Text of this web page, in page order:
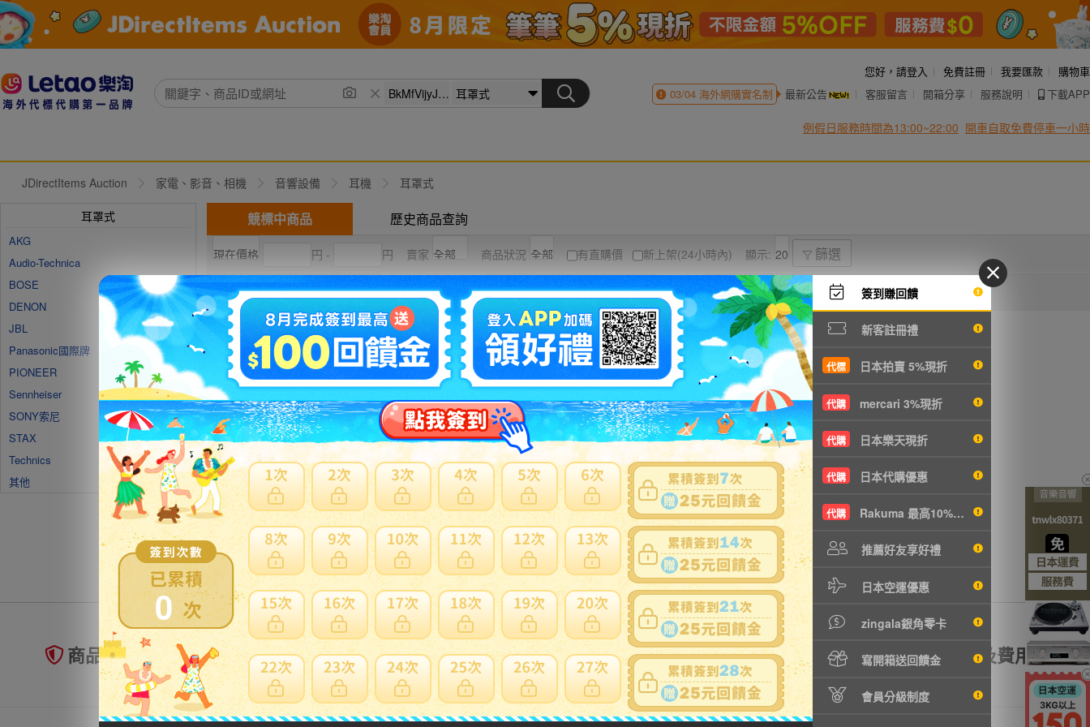
0
簽到賺回饋
新客註冊禮
代標 日本拍賣 5%現折
代購 mercari 3%現折
代購 日本樂天現折
代購 日本代購優惠
代購 Rakuma 最高10%現折
推薦好友享好禮
日本空運優惠
zingala銀角零卡
寫開箱送回饋金
會員分級制度
您好， 請登入 免費註冊 我要匯款
購物車
03/04海外網購實名制 最新公告 客服留言 開箱分享 服務說明 下載APP
例假日服務時間為13:00~22:00 開車自取免費停車一小時
JDirectItems Auction 家電、影音、相機 音響設備 耳機 耳罩式
耳罩式
AKG
Audio-Technica
BOSE
DENON
JBL
Panasonic國際牌
PIONEER
Sennheiser
SONY索尼
STAX
Technics
其他
競標中商品 歷史商品查詢
円 - 円 賣家 商品狀況 有直購價 新上架(24小時內) 顯示: 篩選
現在出價 直購價 競標高到低 結標時間 圖片 列表
賣家BkMfVijyJqLhTgPw3AwyF2MfRpfif沒有商品拍賣
0~0件 / 0件跳至頁
商品未到貨全額理賠 賣家寄錯全額處理 運送損壞全額理賠 全透明資訊及費用